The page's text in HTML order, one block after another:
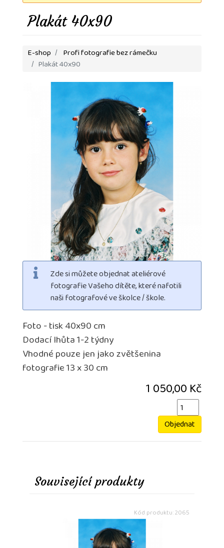
Plakát 40x90
E-shop Profi fotografie bez rámečku
Plakát 40x90
Zde si můžete objednat ateliérové
fotografie Vašeho dítěte, které nafotili
naši fotografové ve školce / škole.
Foto - tisk 40x90 cm
Dodací lhůta 1-2 týdny
Vhodné pouze jen jako zvětšenina
fotografie 13 x 30 cm
1 050,00 Kč
Objednat
Související produkty
Kód produktu: 2065